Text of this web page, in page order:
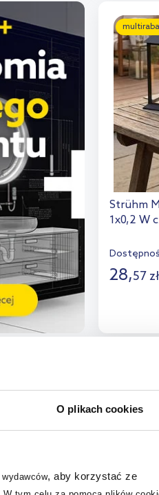
O plikach cookies
wydawców, aby korzystać ze
Strühm
1x0,2 W
28,57zł